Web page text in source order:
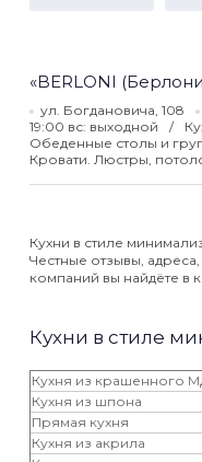
«BERLONI
ул. Богдановича, 108
19:00 вс: выходной
Обеденные столы и
Кровати. Люстры,
Кухни в стиле
Честные отзывы,
компаний вы найдёте в
Кухни в стиле
Кухня из крашенного
Кухня из шпона
Прямая кухня
Кухня из акрила